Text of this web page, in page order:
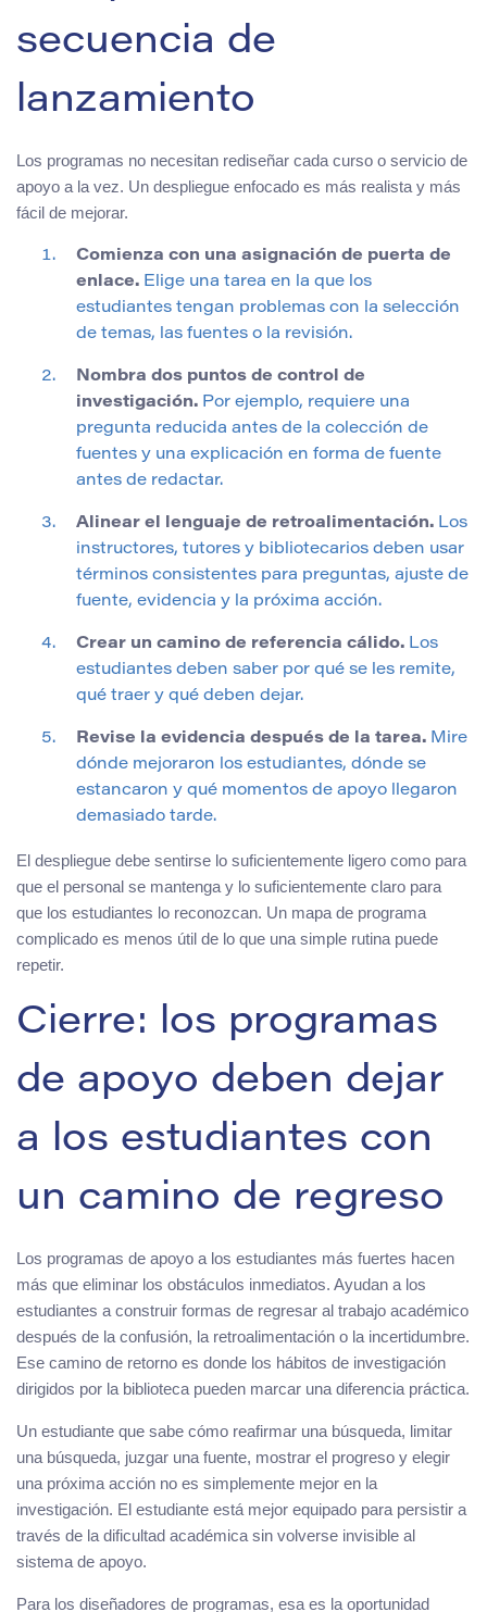
secuencia de
lanzamiento
Los programas no necesitan rediseñar cada curso o servicio de
apoyo a la vez. Un despliegue enfocado es más realista y más
fácil de mejorar.
Comienza con una asignación de puerta de
enlace. Elige una tarea en la que los
estudiantes tengan problemas con la selección
de temas, las fuentes o la revisión.
Nombra dos puntos de control de
investigación. Por ejemplo, requiere una
pregunta reducida antes de la colección de
fuentes y una explicación en forma de fuente
antes de redactar.
Alinear el lenguaje de retroalimentación. Los
instructores, tutores y bibliotecarios deben usar
términos consistentes para preguntas, ajuste de
fuente, evidencia y la próxima acción.
Crear un camino de referencia cálido. Los
estudiantes deben saber por qué se les remite,
qué traer y qué deben dejar.
Revise la evidencia después de la tarea. Mire
dónde mejoraron los estudiantes, dónde se
estancaron y qué momentos de apoyo llegaron
demasiado tarde.
El despliegue debe sentirse lo suficientemente ligero como para
que el personal se mantenga y lo suficientemente claro para
que los estudiantes lo reconozcan. Un mapa de programa
complicado es menos útil de lo que una simple rutina puede
repetir.
Cierre: los programas
de apoyo deben dejar
a los estudiantes con
un camino de regreso
Los programas de apoyo a los estudiantes más fuertes hacen
más que eliminar los obstáculos inmediatos. Ayudan a los
estudiantes a construir formas de regresar al trabajo académico
después de la confusión, la retroalimentación o la incertidumbre.
Ese camino de retorno es donde los hábitos de investigación
dirigidos por la biblioteca pueden marcar una diferencia práctica.
Un estudiante que sabe cómo reafirmar una búsqueda, limitar
una búsqueda, juzgar una fuente, mostrar el progreso y elegir
una próxima acción no es simplemente mejor en la
investigación. El estudiante está mejor equipado para persistir a
través de la dificultad académica sin volverse invisible al
sistema de apoyo.
Para los diseñadores de programas, esa es la oportunidad